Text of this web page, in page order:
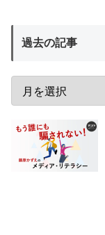
過去の記事